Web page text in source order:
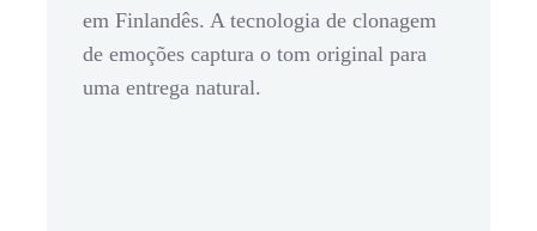
em Finlandês. A tecnologia de clonagem
de emoções captura o tom original para
uma entrega natural.